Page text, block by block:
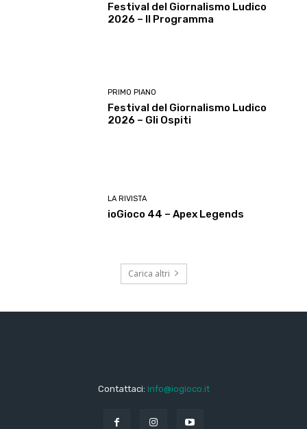
Festival del Giornalismo Ludico
2026 – Il Programma
PRIMO PIANO
Festival del Giornalismo Ludico
2026 – Gli Ospiti
LA RIVISTA
ioGioco 44 – Apex Legends
Carica altri
Contattaci: info@iogioco.it